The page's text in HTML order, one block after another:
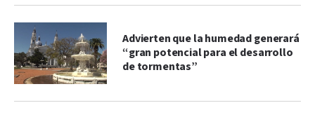
Advierten que la humedad generará
“gran potencial para el desarrollo
de tormentas”